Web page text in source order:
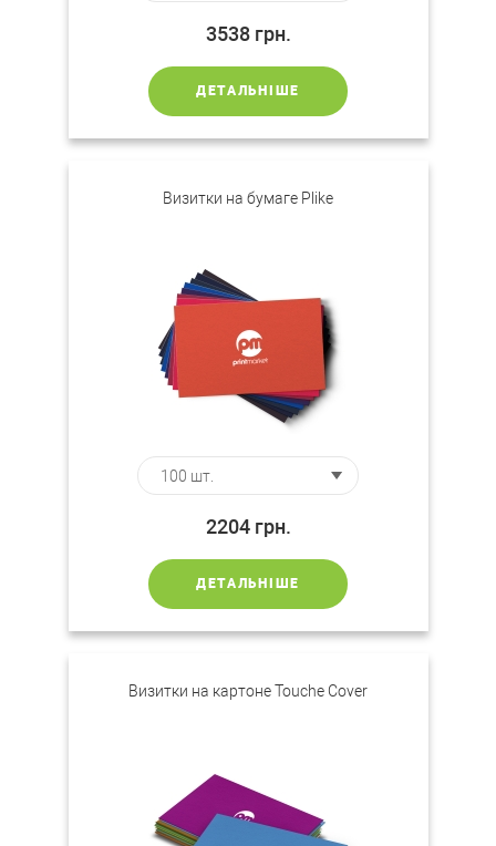
3538 грн.
ДЕТАЛЬНІШЕ
Визитки на бумаге Plike
2204 грн.
ДЕТАЛЬНІШЕ
Визитки на картоне Touche Cover